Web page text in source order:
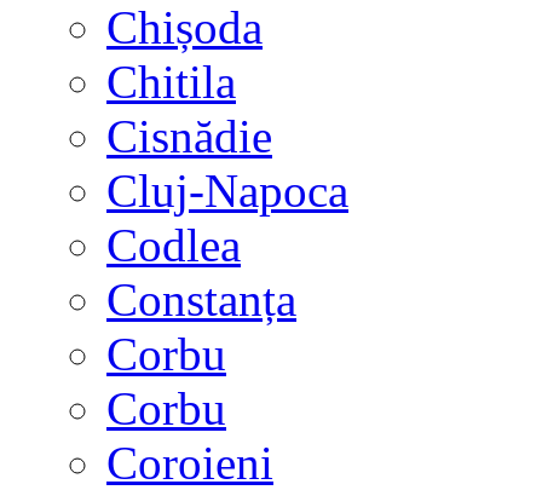
Chișoda
Chitila
Cisnădie
Cluj-Napoca
Codlea
Constanța
Corbu
Corbu
Coroieni